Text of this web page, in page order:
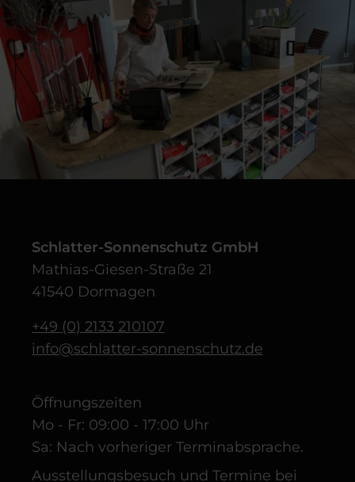
Schlatter-Sonnenschutz GmbH
Mathias-Giesen-Straße 21
41540 Dormagen
+49 (0) 2133 210107
info@schlatter-sonnenschutz.de
Öffnungszeiten
Mo - Fr: 09:00 - 17:00 Uhr
Sa: Nach vorheriger Terminabsprache.
Ausstellungsbesuch und Termine bei